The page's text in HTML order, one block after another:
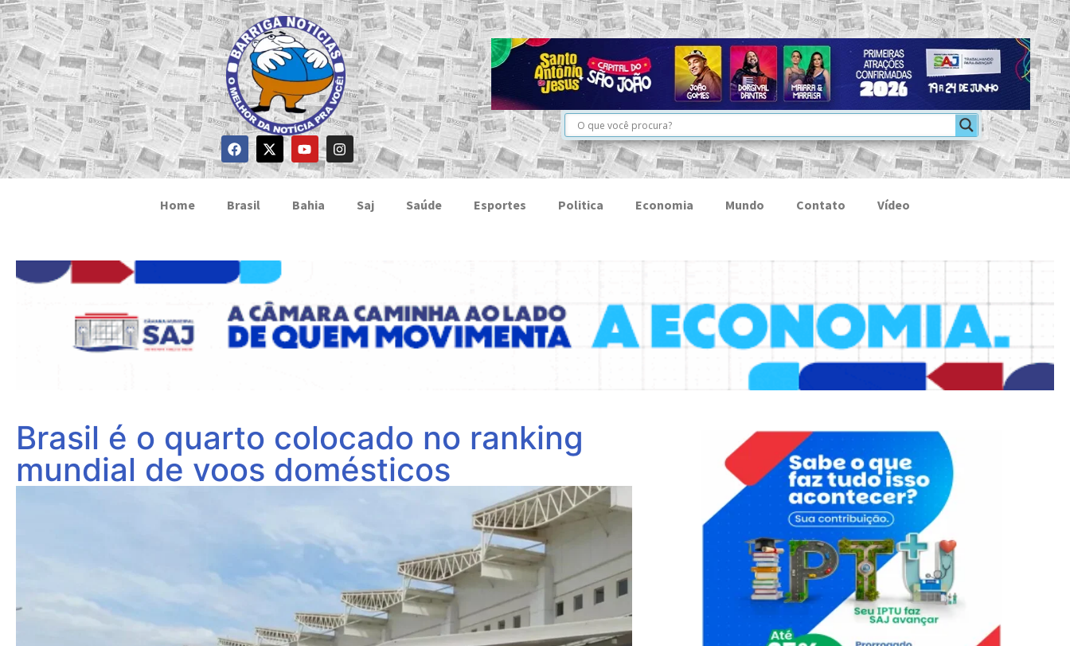
Home Brasil Bahia Saj Saúde Esportes Politica Economia Mundo Contato Vídeo
Brasil é o quarto colocado no ranking
mundial de voos domésticos